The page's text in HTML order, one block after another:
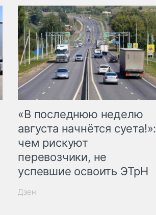
«В последнюю неделю
августа начнётся суета!»:
чем рискуют
перевозчики, не
успевшие освоить ЭТрН
Дзен